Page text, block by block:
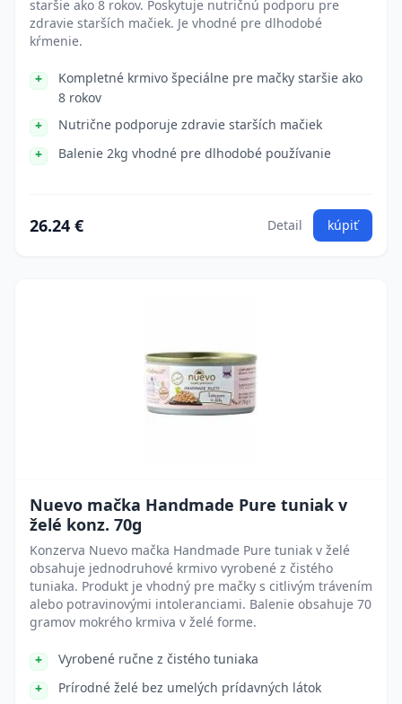
staršie ako 8 rokov. Poskytuje nutričnú podporu pre
zdravie starších mačiek. Je vhodné pre dlhodobé
kŕmenie.
Kompletné krmivo špeciálne pre mačky staršie ako
8 rokov
Nutrične podporuje zdravie starších mačiek
Balenie 2kg vhodné pre dlhodobé používanie
26.24 € Detail kúpiť
Nuevo mačka Handmade Pure tuniak v
želé konz. 70g
Konzerva Nuevo mačka Handmade Pure tuniak v želé
obsahuje jednodruhové krmivo vyrobené z čistého
tuniaka. Produkt je vhodný pre mačky s citlivým trávením
alebo potravinovými intoleranciami. Balenie obsahuje 70
gramov mokrého krmiva v želé forme.
Vyrobené ručne z čistého tuniaka
Prírodné želé bez umelých prídavných látok